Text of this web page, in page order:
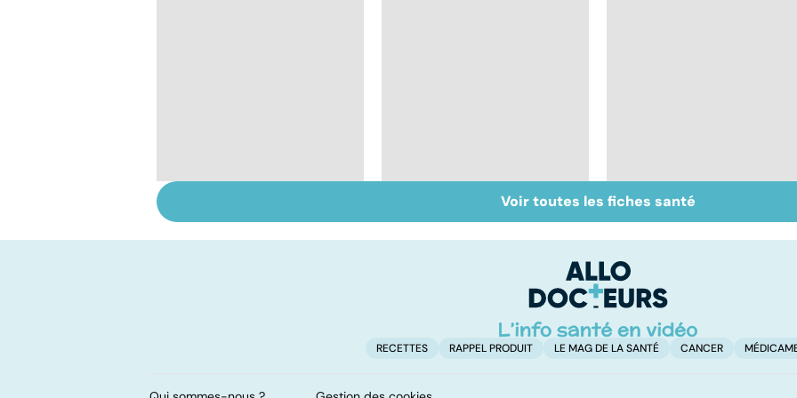
infections
Inflammation des
amygdales : que faire
Suicide : prévenir le
passage à l'acte
Voir toutes les fiches santé
RECETTES RAPPEL PRODUIT LE MAG DE LA SANTÉ CANCER